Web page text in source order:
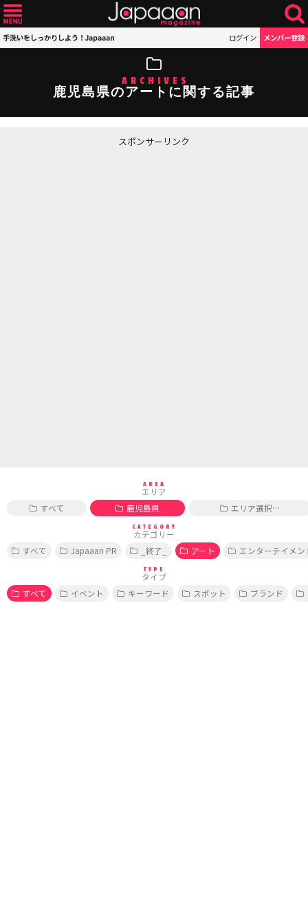
手洗いをしっかりしよう！Japaaan ログイン メンバー登録
ARCHIVES
鹿児島県のアートに関する記事
スポンサーリンク
AREA
エリア
すべて
鹿児島県 エリア選択…
CATEGORY
カテゴリー
すべて
Japaaan PR _終了_ アート エンターテイメン
TYPE
タイプ
すべて
イベント キーワード スポット ブランド